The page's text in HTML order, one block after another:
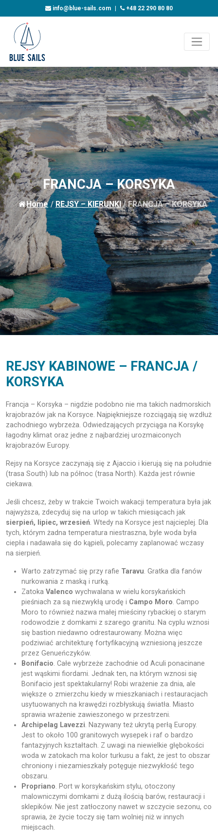
info@blue-sails.com +48 22 290 80 80
FRANCJA – KORSYKA
Home / REJSY – KIERUNKI / FRANCJA – KORSYKA
REJSY KABINOWE – FRANCJA /
KORSYKA
Francja – Korsyka – nigdzie podobno nie ma takich nadmorskich
krajobrazów jak na Korsyce. Najpiękniejsze rozciągają się wzdłuż
zachodniego wybrzeża. Odwiedzających przyciąga na Korsykę
łagodny klimat oraz jedne z najbardziej urozmaiconych
krajobrazów Europy.
Rejsy na Korsyce zaczynają się z Ajaccio i kierują się na południe
(trasa South) lub na północ (trasa North). Każda jest równie
ciekawa.
Jeśli chcesz, żeby w trakcie Twoich wakacji temperatura była jak
najwyższa, zdecyduj się na urlop w takich miesiącach jak
sierpień, lipiec, wrzesień. Wtedy na Korsyce jest najcieplej. Dla
tych, którym żadna temperatura niestraszna, byle woda była
ciepła i nadawała się do kąpieli, polecamy zaplanować wczasy
na sierpień.
Warto zatrzymać się przy rafie Taravu. Gratka dla fanów
nurkowania z maską i rurką.
Zatoka Valenco wychwalana w wielu korsykańskich
pieśniach za są niezwykłą urodę i Campo Moro. Campo
Moro to również nazwa małej mieściny rybackiej o starym
rodowodzie z domkami z szarego granitu. Na cyplu wznosi
się bastion niedawno odrestaurowany. Można więc
podziwiać architekturę fortyfikacyjną wzniesioną jeszcze
przez Genueńczyków.
Bonifacio. Całe wybrzeże zachodnie od Aculi ponacinane
jest wąskimi fiordami. Jednak ten, na którym wznosi się
Bonifacio jest spektakularny! Robi wrażenie za dnia, ale
większe o zmierzchu kiedy w mieszkaniach i restauracjach
usytuowanych na krawędzi rozbłyskują światła. Miasto
sprawia wrażenie zawieszonego w przestrzeni.
Archipelag Lavezzi. Nazywany też ukrytą perłą Europy.
Jest to około 100 granitowych wysepek i raf o bardzo
fantazyjnych kształtach. Z uwagi na niewielkie głębokości
woda w zatokach ma kolor turkusu a fakt, że jest to obszar
chroniony i niezamieszkały potęguje niezwykłość tego
obszaru.
Propriano. Port w korsykańskim stylu, otoczony
malowniczymi domkami z dużą ilością barów, restauracji i
sklepików. Nie jest zatłoczony nawet w szczycie sezonu, co
sprawia, że życie toczy się tam wolniej niż w innych
miejscach.